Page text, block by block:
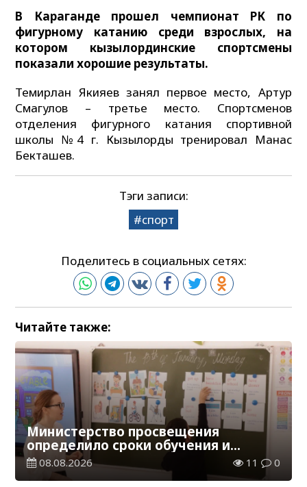
В Караганде прошел чемпионат РК по
фигурному катанию среди взрослых, на
котором кызылординские спортсмены
показали хорошие результаты.
Темирлан Якияев занял первое место, Артур
Смагулов – третье место. Спортсменов
отделения фигурного катания спортивной
школы №4 г. Кызылорды тренировал Манас
Бекташев.
Тэги записи:
спорт
Поделитесь в социальных сетях:
Читайте также:
Министерство просвещения
определило сроки обучения и
каникул на 2026-2027 учебный год
08.08.2026 11 0